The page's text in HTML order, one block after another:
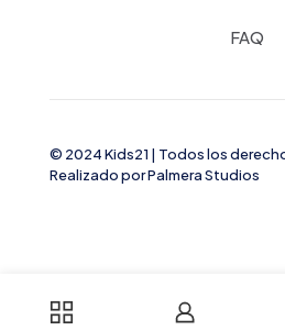
FAQ
© 2024 Kids21 | Todos los
Realizado porPalmera Studios